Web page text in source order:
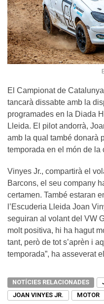
El Campionat de
tancarà dissabte amb la
programades en la Diada
Lleida. El pilot andorrà,
amb la qual també donarà
temporada en el món de
Vinyes Jr., compartirà el
Barcons, el seu company
certamen. També estaran
l’Escuderia Lleida Joan
seguiran al volant del VW
molt positiva, hi ha hagut
tant, però de tot s’aprèn i
temporada”, ha asseverat
NOTÍCIES RELACIONADES
JOAN VINYES JR.
MOTOR